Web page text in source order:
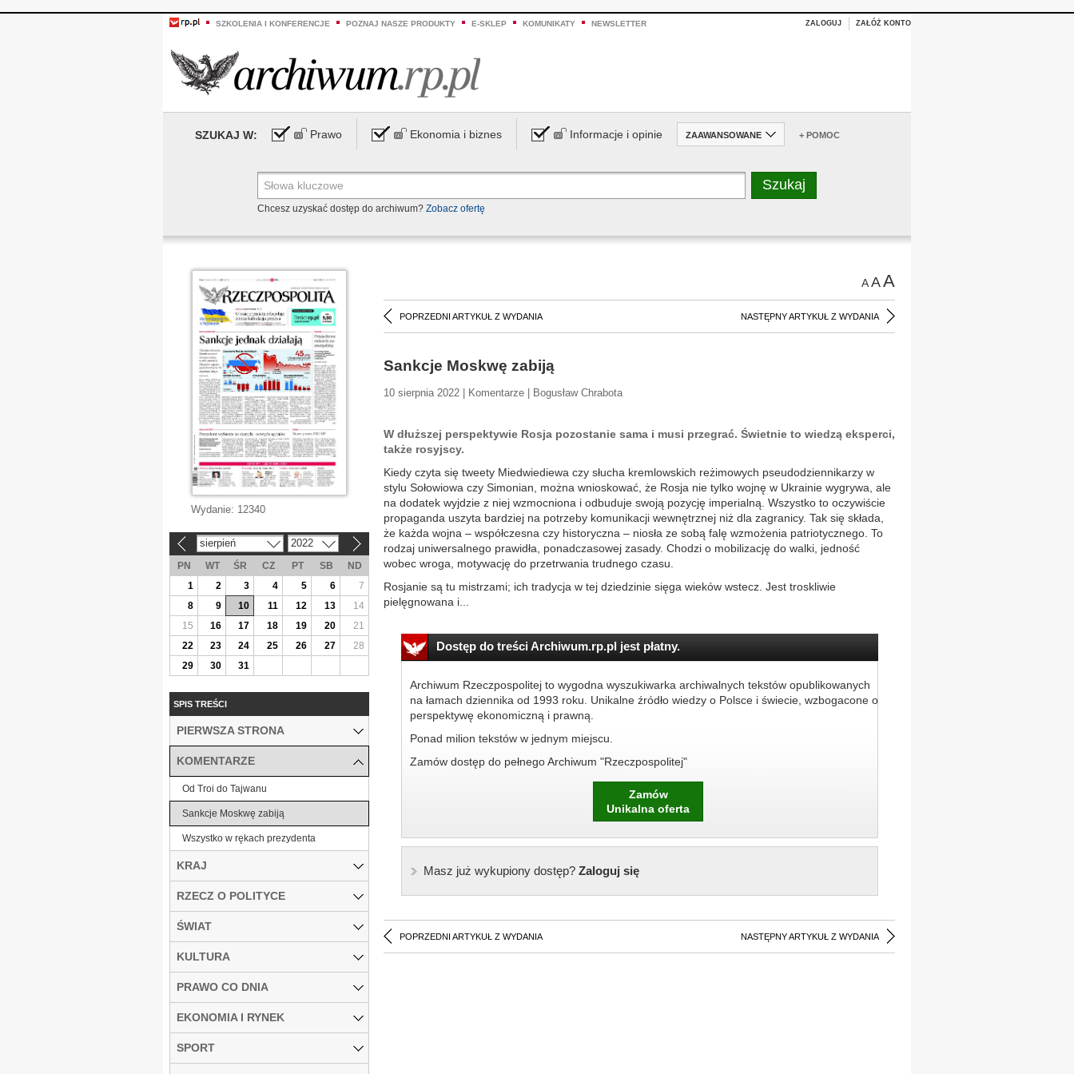
SZKOLENIA I KONFERENCJE POZNAJ NASZE PRODUKTY E-SKLEP KOMUNIKATY NEWSLETTER ZALOGUJ ZAŁÓŻ KONTO
SZUKAJ W: Prawo Ekonomia i biznes Informacje i opinie ZAAWANSOWANE + POMOC
Chcesz uzyskać dostęp do archiwum? Zobacz ofertę
AAA
POPRZEDNI ARTYKUŁ Z WYDANIA NASTĘPNY ARTYKUŁ Z WYDANIA
Sankcje Moskwę zabiją
10 sierpnia 2022 | Komentarze | Bogusław Chrabota
W dłuższej perspektywie Rosja pozostanie sama i musi przegrać. Świetnie to wiedzą eksperci,
także rosyjscy.
Kiedy czyta się tweety Miedwiediewa czy słucha kremlowskich reżimowych pseudodziennikarzy w
stylu Sołowiowa czy Simonian, można wnioskować, że Rosja nie tylko wojnę w Ukrainie wygrywa, ale
na dodatek wyjdzie z niej wzmocniona i odbuduje swoją pozycję imperialną. Wszystko to oczywiście
propaganda uszyta bardziej na potrzeby komunikacji wewnętrznej niż dla zagranicy. Tak się składa,
że każda wojna – współczesna czy historyczna – niosła ze sobą falę wzmożenia patriotycznego. To
rodzaj uniwersalnego prawidła, ponadczasowej zasady. Chodzi o mobilizację do walki, jedność
wobec wroga, motywację do przetrwania trudnego czasu.
Rosjanie są tu mistrzami; ich tradycja w tej dziedzinie sięga wieków wstecz. Jest troskliwie
pielęgnowana i...
Dostęp do treści Archiwum.rp.pl jest płatny.
Archiwum Rzeczpospolitej to wygodna wyszukiwarka archiwalnych tekstów opublikowanych
na łamach dziennika od 1993 roku. Unikalne źródło wiedzy o Polsce i świecie, wzbogacone o
perspektywę ekonomiczną i prawną.
Ponad milion tekstów w jednym miejscu.
Zamów dostęp do pełnego Archiwum "Rzeczpospolitej"
Zamów
Unikalna oferta
Masz już wykupiony dostęp?Zaloguj się
POPRZEDNI ARTYKUŁ Z WYDANIA NASTĘPNY ARTYKUŁ Z WYDANIA
Wydanie: 12340
sierpień 2022
PN WT ŚR CZ PT SB
ND
1
2 3 4 5 6
7
8
9 10 11 12 13
14
15
16 17 18 19 20
21
22
23 24 25 26 27
28
29
30 31
SPIS TREŚCI
PIERWSZA STRONA
KOMENTARZE
Od Troi do Tajwanu
Sankcje Moskwę zabiją
Wszystko w rękach prezydenta
KRAJ
RZECZ O POLITYCE
ŚWIAT
KULTURA
PRAWO CO DNIA
EKONOMIA I RYNEK
SPORT